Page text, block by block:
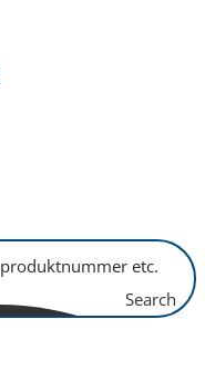
Search